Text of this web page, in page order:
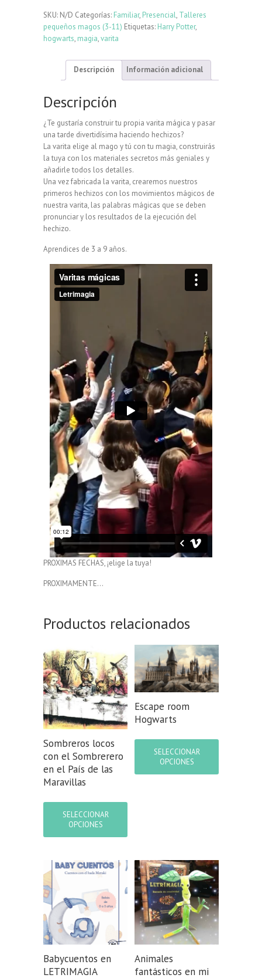
SKU: N/D Categorías: Familiar, Presencial, Talleres
pequeños magos (3-11) Etiquetas: Harry Potter,
hogwarts, magia,varita
Descripción Información adicional
Descripción
¿Te gustaría construir tu propia varita mágica y pasar
una tarde divertidísima haciendo hechizos?
La varita elige al mago y tú con tu magia, construirás
la tuya con los materiales secretos más geniales y
añadirle todos los detalles.
Una vez fabricada la varita, crearemos nuestros
primeros hechizos con los movimientos mágicos de
nuestra varita, las palabras mágicas que se deben
pronunciar y los resultados de la ejecución del
hechizo.
Aprendices de 3 a 9 años.
PROXIMAS FECHAS, ¡elige la tuya!
PROXIMAMENTE…
Productos relacionados
Sombreros locos
con el Sombrerero
en el País de las
Maravillas
SELECCIONAR
OPCIONES
múltiples
Las
opciones
pueden
elegir
en
página
producto
Escape room
Hogwarts
SELECCIONAR
OPCIONES
múltiples
la
producto
Babycuentos en
LETRIMAGIA
Animales
fantásticos en mi